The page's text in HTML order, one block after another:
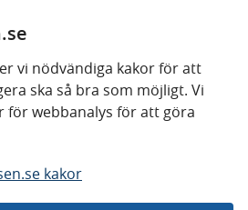
vi nödvändiga kakor för att
ska så bra som möjligt. Vi
för webbanalys för att göra
kakor